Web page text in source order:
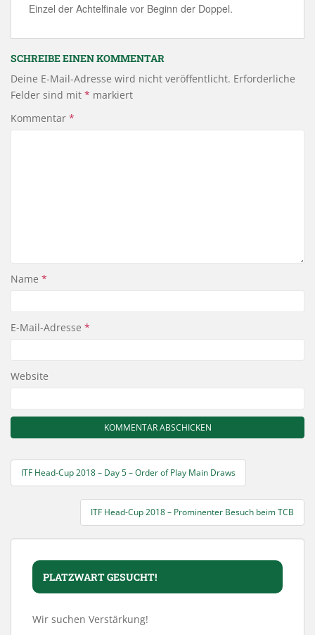
Einzel der Achtelfinale vor Beginn der Doppel.
SCHREIBE EINEN KOMMENTAR
Deine E-Mail-Adresse wird nicht veröffentlicht. Erforderliche
Felder sind mit * markiert
Kommentar *
Name *
E-Mail-Adresse *
Website
Beitragsnavigation
ITF Head-Cup 2018 – Day 5 – Order of Play Main Draws
ITF Head-Cup 2018 – Prominenter Besuch beim TCB
PLATZWART GESUCHT!
Wir suchen Verstärkung!